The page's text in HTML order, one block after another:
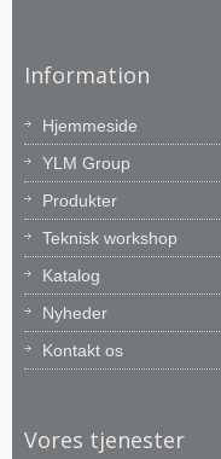
Information
Hjemmeside
YLM Group
Produkter
Teknisk workshop
Katalog
Nyheder
Kontakt os
Vores tjenester